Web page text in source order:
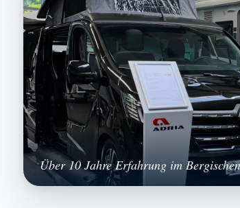
Über 10 Jahre Erfahrung im